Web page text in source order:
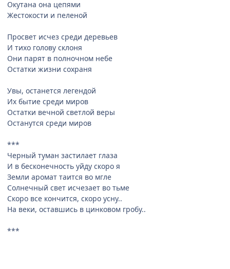
Окутана она цепями
Жестокости и пеленой
Просвет исчез среди деревьев
И тихо голову склоня
Они парят в полночном небе
Остатки жизни сохраня
Увы, останется легендой
Их бытие среди миров
Остатки вечной светлой веры
Останутся среди миров
***
Черный туман застилает глаза
И в бесконечность уйду скоро я
Земли аромат таится во мгле
Солнечный свет исчезает во тьме
Скоро все кончится, скоро усну..
На веки, оставшись в цинковом гробу..
***